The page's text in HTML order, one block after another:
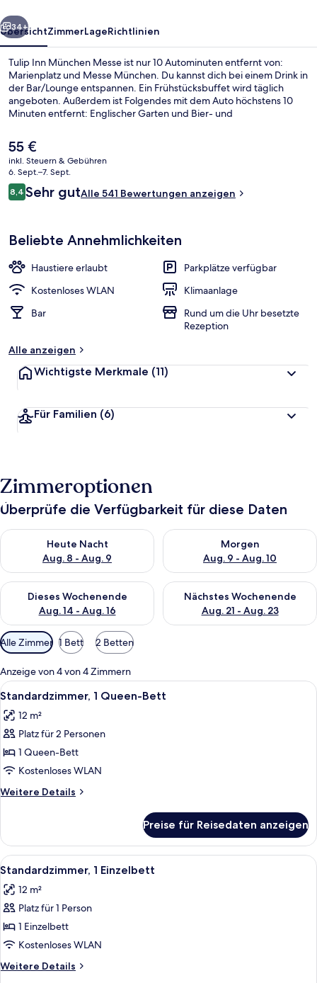
Weiter
34+
ÜbersichtZimmerLageRichtlinien
Tulip Inn München Messe ist nur 10 Autominuten entfernt von:
Marienplatz und Messe München. Du kannst dich bei einem Drink in
der Bar/Lounge entspannen. Ein Frühstücksbuffet wird täglich
angeboten. Außerdem ist Folgendes mit dem Auto höchstens 10
Minuten entfernt: Englischer Garten und Bier- und
Zustand der Unterkunft.
Der
aktuelle
Preis
beträgt
55 €.
55 €
inkl. Steuern & Gebühren
6. Sept.–7. Sept.
Bewertungen
8,48,4 von 10.
Sehr gutAlle 541 Bewertungen anzeigen
Beliebte Annehmlichkeiten
Haustiere erlaubt
Parkplätze verfügbar
Kostenloses WLAN
Klimaanlage
Bar
Rund um die Uhr besetzte
Rezeption
Alle anzeigen
Wichtigste Merkmale (11)
Für Familien (6)
Zimmeroptionen
Überprüfe die Verfügbarkeit für diese Daten
Heute Nacht
Aug. 8 - Aug. 9
Überprüfe die Verfügbarkeit für heute Nacht, Aug. 8 - Aug. 9.
Morgen
Aug. 9 - Aug. 10
Überprüfe die Verfügbarkeit
Dieses Wochenende
Aug. 14 - Aug. 16
Überprüfe die Verfügbarkeit für dieses Wochenende, Aug. 14
Nächstes Wochenende
Aug. 21 - Aug. 23
Überprüfe die Verfügbarkeit
Verfügbare
Filter
für
Zimmer
Alle Zimmer 1 Bett 2 Betten
Anzeige von 4 von 4 Zimmern
Alle
Fotos
für
Standardzimmer,
1
Queen-
Bett
anzeigen
Standardzimmer, 1 Queen-Bett |
5
Standardzimmer, 1 Queen-Bett
12 m²
Platz für 2 Personen
1 Queen-Bett
Kostenloses WLAN
Weitere Details
Weitere
1
Queen-
Bett
Preise für Reisedaten anzeigen
Alle
Fotos
für
Standardzimmer,
1 Einzelbett
anzeigen
Ein modernes Schlafzimmer mit
6
Standardzimmer, 1 Einzelbett
12 m²
Platz für 1 Person
1 Einzelbett
Kostenloses WLAN
Weitere Details
Weitere